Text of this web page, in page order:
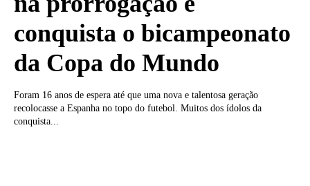
conquista o bicampeonato
da Copa do Mundo
Foram 16 anos de espera até que uma nova e talentosa geração
recolocasse a Espanha no topo do futebol. Muitos dos ídolos da
conquista...